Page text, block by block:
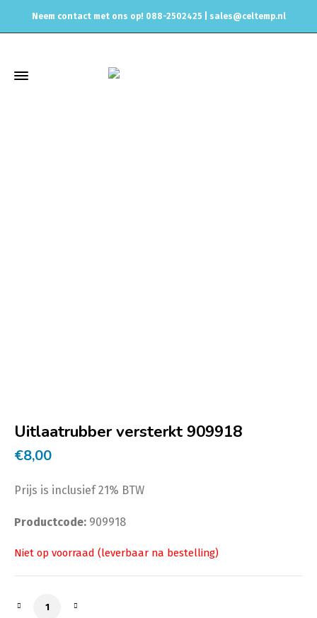
Neem contact met ons op! 088-2502425 | sales@celtemp.nl
Uitlaatrubber versterkt 909918
€8,00
Prijs is inclusief 21% BTW
Productcode: 909918
Uitlaatrubber versterkt 909918 aantal